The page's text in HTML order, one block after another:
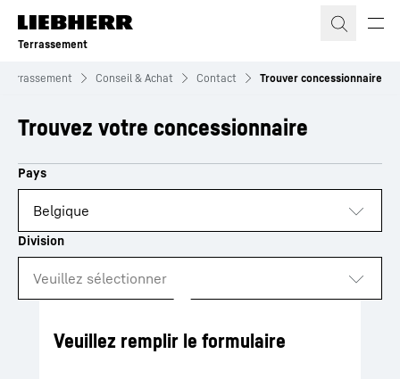
Terrassement
Terrassement Conseil & Achat Contact Trouver concessionnaire
Trouvez votre concessionnaire
Veuillez remplir le formulaire